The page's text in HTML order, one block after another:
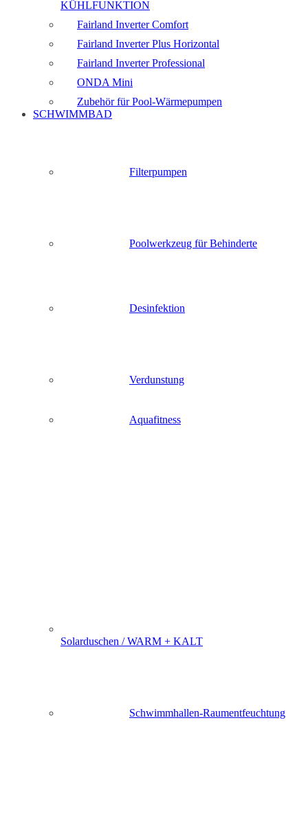
KÜHLFUNKTION
Fairland Inverter Comfort
Fairland Inverter Plus Horizontal
Fairland Inverter Professional
ONDA Mini
Zubehör für Pool-Wärmepumpen
SCHWIMMBAD
Filterpumpen
Poolwerkzeug für Behinderte
Desinfektion
Verdunstung
Aquafitness
Solarduschen / WARM + KALT
Schwimmhallen-Raumentfeuchtung